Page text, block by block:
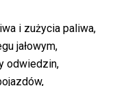
i zużycia paliwa,
jałowym,
odwiedzin,